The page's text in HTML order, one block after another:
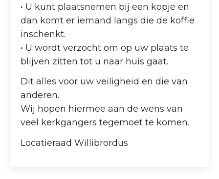
• U kunt plaatsnemen bij een kopje en
dan komt er iemand langs die de koffie
inschenkt.
• U wordt verzocht om op uw plaats te
blijven zitten tot u naar huis gaat.
Dit alles voor uw veiligheid en die van
anderen.
Wij hopen hiermee aan de wens van
veel kerkgangers tegemoet te komen.
Locatieraad Willibrordus